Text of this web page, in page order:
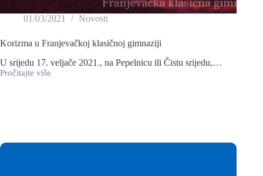
01/03/2021 Novosti
Korizma u Franjevačkoj klasičnoj gimnaziji
U srijedu 17. veljače 2021., na Pepelnicu ili Čistu srijedu,…
Pročitajte više